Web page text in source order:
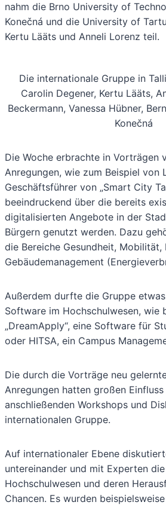
nahm die Brno University of
Konečná und die University of
Kertu Lääts und Anneli Lorenz teil.
Die internationale Gruppe in
Carolin Degener, Kertu Lääts,
Beckermann, Vanessa Hübner,
Konečná
Die Woche erbrachte in Vorträgen
Anregungen, wie zum Beispiel von
Geschäftsführer von „Smart City
beeindruckend über die bereits
digitalisierten Angebote in der
Bürgern genutzt werden. Dazu
die Bereiche Gesundheit, Mobilität,
Gebäudemanagement
Außerdem durfte die Gruppe
Software im Hochschulwesen, wie
„DreamApply“, eine Software für
oder HITSA, ein Campus
Die durch die Vorträge neu
Anregungen hatten großen
anschließenden Workshops und
internationalen Gruppe.
Auf internationaler Ebene
untereinander und mit Experten
Hochschulwesen und deren
Chancen. Es wurden